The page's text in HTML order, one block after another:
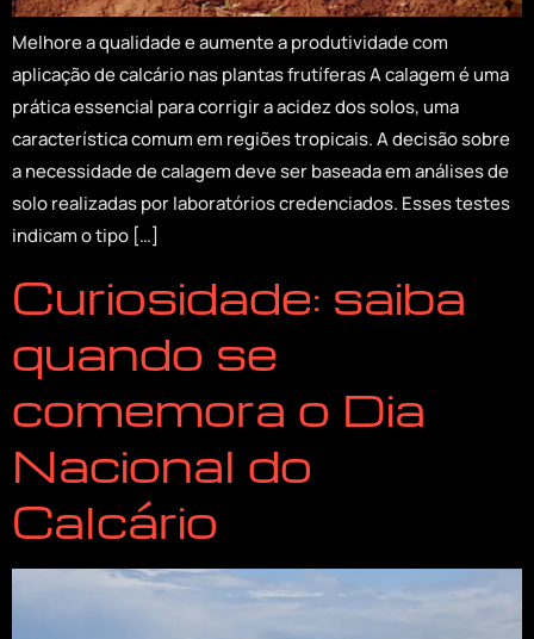
Melhore a qualidade e aumente a produtividade com
aplicação de calcário nas plantas frutíferas A calagem é uma
prática essencial para corrigir a acidez dos solos, uma
característica comum em regiões tropicais. A decisão sobre
a necessidade de calagem deve ser baseada em análises de
solo realizadas por laboratórios credenciados. Esses testes
indicam o tipo […]
Curiosidade: saiba
quando se
comemora o Dia
Nacional do
Calcário